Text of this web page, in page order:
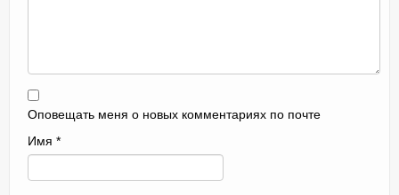
Оповещать меня о новых комментариях по почте
Имя *